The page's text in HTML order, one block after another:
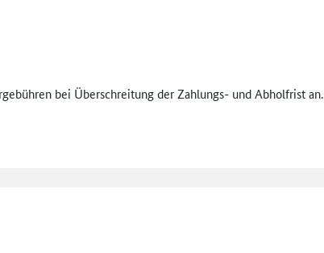
bei Überschreitung der Zahlungs- und Abholfrist an.